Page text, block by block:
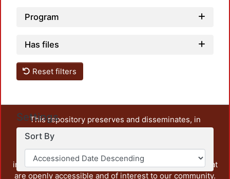
Program
Has files
Reset filters
Settings
Sort By
This repository preserves and disseminates, in
unrestricted open access, the teaching and research
output of UAM Azcapotzalco. It also includes some
administrative and graphic documents from the
institution, as well as content from other institutions that
are openly accessible and of interest to our community.